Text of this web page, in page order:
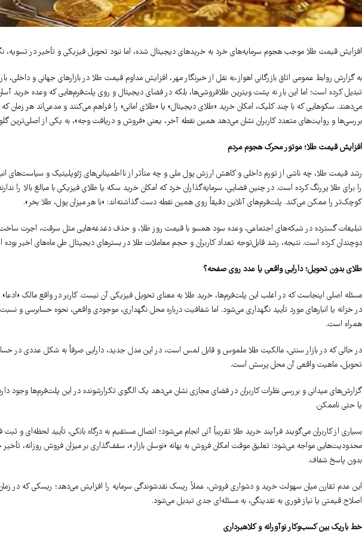
افزایش قیمت طلا موجب هجوم سرمایه‌های خرد به خریدهای دیجیتال شده، اما نبود تحویل فیزیکی و تأخیر در تسویه،
به گزارش روابط عمومی اتاق بازرگانی اهواز،به نقل از خبرنگار مهر، افزایش مداوم قیمت طلا در بازارهای جهانی و داخلی،
تبدیل کرده است؛ اما این بار نه پشت ویترین طلافروشی‌ها، بلکه در فضای دیجیتال و روی پلت‌فرم‌هایی که وعده خرید
می‌دهند. سکوهایی که با چند کلیک، امکان خرید «طلای دیجیتال» یا «طلای امانی» را فراهم می‌کنند و مدعی‌اند هر زمان که
بررسی‌ها و روایت‌های متعدد کاربران نشان می‌دهد همین نقطه آخر، یعنی «فروش و دریافت وجه»، به یکی از اصلی‌ترین
افزایش قیمت طلا؛ موتور محرک هجوم مردم
رشد قیمت طلا، چه ناشی از تورم داخلی و کاهش ارزش پول ملی و چه متأثر از نااطمینانی‌های ژئوپلیتیک و سیاست‌های
را برای طلا پررنگ کرده است. در چنین فضایی، سرمایه‌گذاران خرد که امکان خرید سکه یا طلای فیزیکی با مبالغ بالا را
کوچک‌تر را ممکن می‌کند. پلت‌فرم‌های آنلاین دقیقاً روی همین نقطه دست گذاشته‌اند: «با هر میزان پول، طلا بخر».
تبلیغات گسترده در شبکه‌های اجتماعی، وعده سود همسو با قیمت روز طلا، و حذف دغدغه‌هایی مثل سرقت، اجرت ساخت
دوچندان کرده است. نتیجه، رشد قابل‌توجه تعداد کاربران و حجم معاملات طلا در بسترهای دیجیتال طی ماه‌های اخیر
طلای بدون تحویل؛ دارایی واقعی یا عدد روی صفحه؟
مسئله اصلی اینجاست که در اغلب این پلت‌فرم‌ها، خرید طلا به معنای تحویل فیزیکی آن نیست. کاربر در واقع مالک
در خزانه یا انبارهای مورد تأیید نگهداری می‌شود. اما شفافیت درباره محل نگهداری، موجودی واقعی، نحوه حسابرسی و نسبت
همراه است.
در حالی که در بازار سنتی، مالکیت طلا ملموس و قابل لمس است، در این مدل جدید، دارایی صرفاً به شکل عددی در
تحویل، ماهیت واقعی آن محل پرسش است.
گزارش‌های میدانی و بررسی نظرات کاربران در فضای مجازی نشان می‌دهد یک الگوی تکرارشونده در این پلت‌فرم‌ها وجود
یا حتی ناممکن.
بسیاری از کاربران می‌گویند فرآیند خرید طلا تقریباً آنی انجام می‌شود؛ اتصال مستقیم به درگاه بانکی، تأیید لحظه‌ای و
محدودیت‌هایی مواجه می‌شود: تعلیق موقت امکان فروش به بهانه «نوسان بازار»، سقف‌گذاری بر میزان فروش روزانه، تأخیر
بدون پاسخ شفاف.
این عدم تقارن میان سهولت خرید و دشواری فروش، عملاً ریسک نقدشوندگی سرمایه را افزایش می‌دهد؛ ریسکی که در
اصلاح قیمتی یا نیاز فوری به نقدینگی، به مسئله‌ای جدی تبدیل می‌شود.
خط باریک بین کسب‌وکار نوآورانه و کلاهبرداری